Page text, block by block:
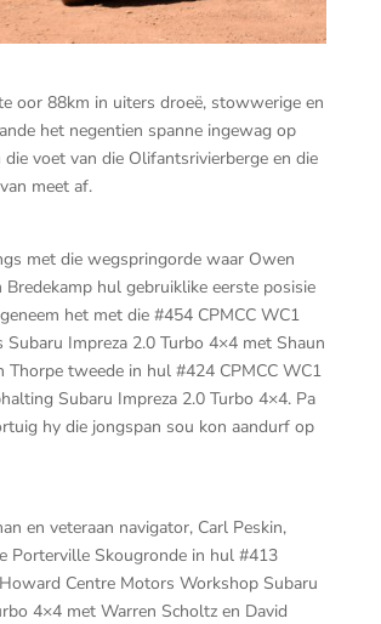
oor 88km in uiters droeë, stowwerige en
het negentien spanne ingewag op
voet van die Olifantsrivierberge en die
meet af.
met die wegspringorde waar Owen
Bredekamp hul gebruiklike eerste posisie
het met die #454 CPMCC WC1
Subaru Impreza 2.0 Turbo 4×4 met Shaun
Thorpe tweede in hul #424 CPMCC WC1
Subaru Impreza 2.0 Turbo 4×4. Pa
hy die jongspan sou kon aandurf op
en veteraan navigator, Carl Peskin,
Porterville Skougronde in hul #413
Centre Motors Workshop Subaru
4×4 met Warren Scholtz en David